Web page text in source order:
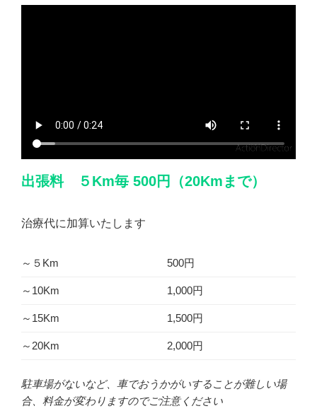
出張料 ５Km毎 500円（20Kmまで）
治療代に加算いたします
～５Km 500円
～10Km 1,000円
～15Km 1,500円
～20Km 2,000円
駐車場がないなど、車でおうかがいすることが難しい場
合、料金が変わりますのでご注意ください